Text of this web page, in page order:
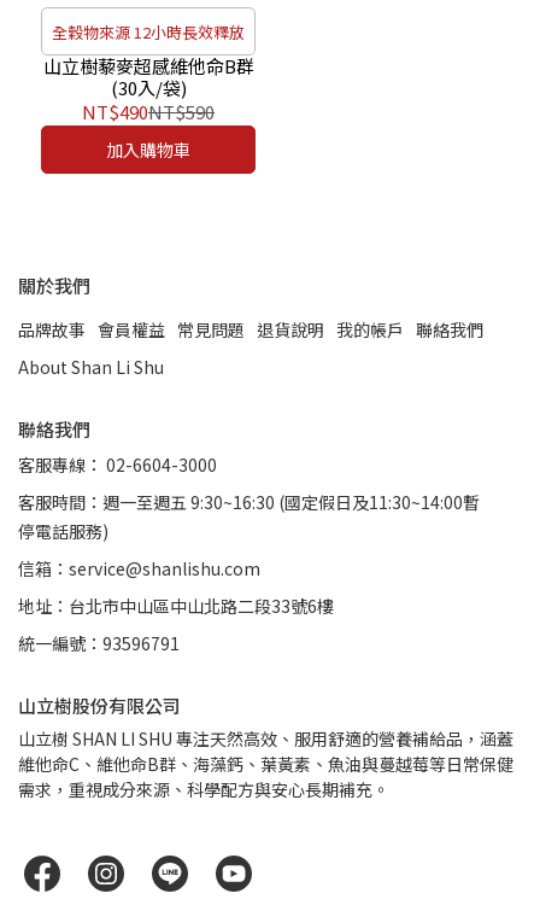
全穀物來源 12小時長效釋放
山立樹藜麥超感維他命B群
(30入/袋)
NT$490NT$590
加入購物車
關於我們
品牌故事 會員權益 常見問題 退貨說明 我的帳戶 聯絡我們
About Shan Li Shu
聯絡我們
客服專線： 02-6604-3000
客服時間：週一至週五 9:30~16:30 (國定假日及11:30~14:00暫
停電話服務)
信箱：service@shanlishu.com
地址：台北市中山區中山北路二段33號6樓
統一編號：93596791
山立樹股份有限公司
山立樹 SHAN LI SHU 專注天然高效、服用舒適的營養補給品，涵蓋
維他命C、維他命B群、海藻鈣、葉黃素、魚油與蔓越莓等日常保健
需求，重視成分來源、科學配方與安心長期補充。